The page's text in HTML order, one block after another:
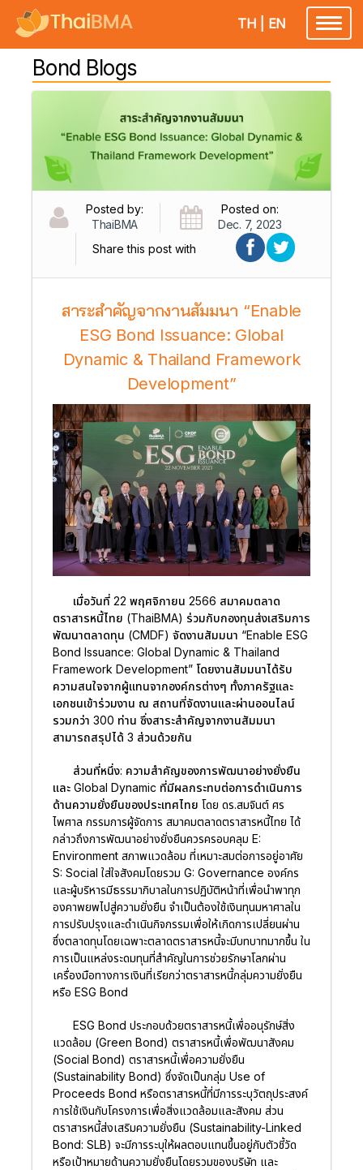
TH EN
Bond Blogs
Posted by:
ThaiBMA
Posted on:
Dec. 7, 2023
Share this post with
สาระสำคัญจากงานสัมมนา “Enable
ESG Bond Issuance: Global
Dynamic & Thailand Framework
Development”
เมื่อวันที่ 22 พฤศจิกายน 2566 สมาคมตลาด
ตราสารหนี้ไทย (ThaiBMA) ร่วมกับกองทุนส่งเสริมการ
พัฒนาตลาดทุน (CMDF) จัดงานสัมมนา “Enable ESG
Bond Issuance: Global Dynamic & Thailand
Framework Development” โดยงานสัมมนาได้รับ
ความสนใจจากผู้แทนจากองค์กรต่างๆ ทั้งภาครัฐและ
เอกชนเข้าร่วมงาน ณ สถานที่จัดงานและผ่านออนไลน์
รวมกว่า 300 ท่าน ซึ่งสาระสำคัญจากงานสัมมนา
สามารถสรุปได้ 3 ส่วนด้วยกัน
ส่วนที่หนึ่ง: ความสำคัญของการพัฒนาอย่างยั่งยืน
และ Global Dynamic ที่มีผลกระทบต่อการดำเนินการ
ด้านความยั่งยืนของประเทศไทย โดย ดร.สมจินต์ ศร
ไพศาล กรรมการผู้จัดการ สมาคมตลาดตราสารหนี้ไทย ได้
กล่าวถึงการพัฒนาอย่างยั่งยืนควรครอบคลุม E:
Environment สภาพแวดล้อม ที่เหมาะสมต่อการอยู่อาศัย
S: Social ใส่ใจสังคมโดยรวม G: Governance องค์กร
และผู้บริหารมีธรรมาภิบาลในการปฏิบัติหน้าที่เพื่อนำพาทุก
องคาพยพไปสู่ความยั่งยืน จำเป็นต้องใช้เงินทุนมหาศาลใน
การปรับปรุงและดำเนินกิจกรรมเพื่อให้เกิดการเปลี่ยนผ่าน
ซึ่งตลาดทุนโดยเฉพาะตลาดตราสารหนี้จะมีบทบาทมากขึ้น ใน
การเป็นแหล่งระดมทุนที่สำคัญในการช่วยรักษาโลกผ่าน
เครื่องมือทางการเงินที่เรียกว่าตราสารหนี้กลุ่มความยั่งยืน
หรือ ESG Bond
ESG Bond ประกอบด้วยตราสารหนี้เพื่ออนุรักษ์สิ่ง
แวดล้อม (Green Bond) ตราสารหนี้เพื่อพัฒนาสังคม
(Social Bond) ตราสารหนี้เพื่อความยั่งยืน
(Sustainability Bond) ซึ่งจัดเป็นกลุ่ม Use of
Proceeds Bond หรือตราสารหนี้ที่มีการระบุวัตถุประสงค์
การใช้เงินกับโครงการเพื่อสิ่งแวดล้อมและสังคม ส่วน
ตราสารหนี้ส่งเสริมความยั่งยืน (Sustainability-Linked
Bond: SLB) จะมีการระบุให้ผลตอบแทนขึ้นอยู่กับตัวชี้วัด
หรือเป้าหมายด้านความยั่งยืนโดยรวมของบริษัท และ